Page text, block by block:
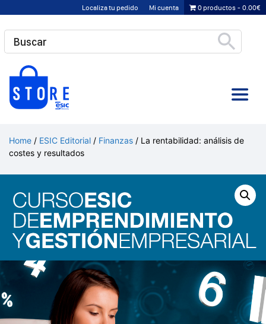
contenido
Localiza tu pedido Mi cuenta 0 productos 0.00€
Home / ESIC Editorial / Finanzas / La rentabilidad: análisis de
costes y resultados